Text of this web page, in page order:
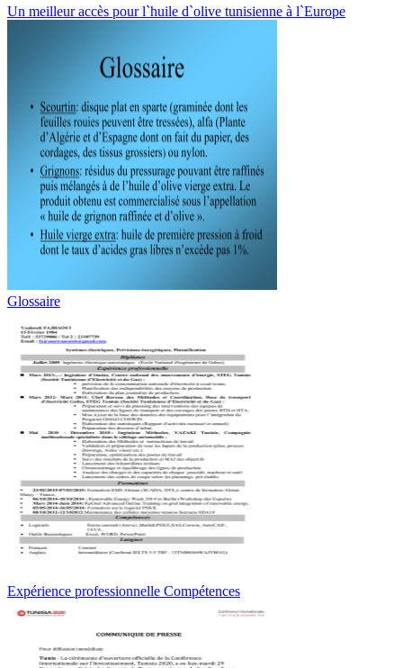
Un meilleur accès pour l`huile d`olive tunisienne à l`Europe
Glossaire
Expérience professionnelle Compétences